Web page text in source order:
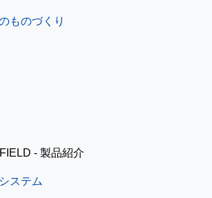
ものづくり
- 製品紹介
ステム